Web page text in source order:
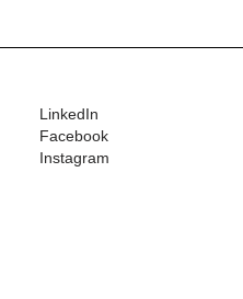
LinkedIn
Facebook
Instagram